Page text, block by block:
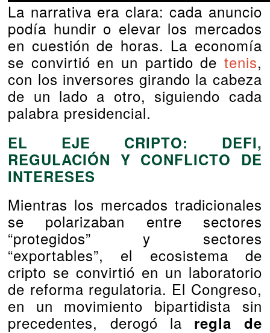
La narrativa era clara: cada anuncio
podía hundir o elevar los mercados
en cuestión de horas. La economía
se convirtió en un partido de tenis,
con los inversores girando la cabeza
de un lado a otro, siguiendo cada
palabra presidencial.
EL EJE CRIPTO: DEFI,
REGULACIÓN Y CONFLICTO DE
INTERESES
Mientras los mercados tradicionales
se polarizaban entre sectores
“protegidos” y sectores
“exportables”, el ecosistema de
cripto se convirtió en un laboratorio
de reforma regulatoria. El Congreso,
en un movimiento bipartidista sin
precedentes, derogó la regla de